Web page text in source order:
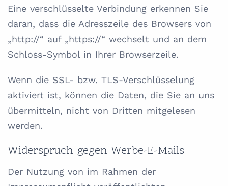
Eine verschlüsselte Verbindung erkennen Sie
daran, dass die Adresszeile des Browsers von
„http://“ auf „https://“ wechselt und an dem
Schloss-Symbol in Ihrer Browserzeile.
Wenn die SSL- bzw. TLS-Verschlüsselung
aktiviert ist, können die Daten, die Sie an uns
übermitteln, nicht von Dritten mitgelesen
werden.
Widerspruch gegen Werbe-E-Mails
Der Nutzung von im Rahmen der